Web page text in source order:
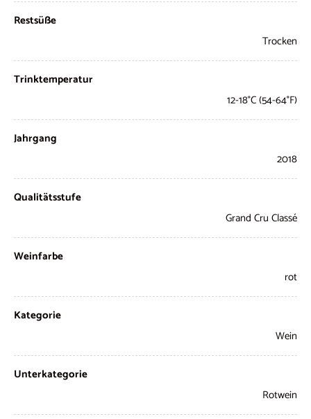
Restsüße
Trocken
Trinktemperatur
12-18°C (54-64°F)
Jahrgang
2018
Qualitätsstufe
Grand Cru Classé
Weinfarbe
rot
Kategorie
Wein
Unterkategorie
Rotwein